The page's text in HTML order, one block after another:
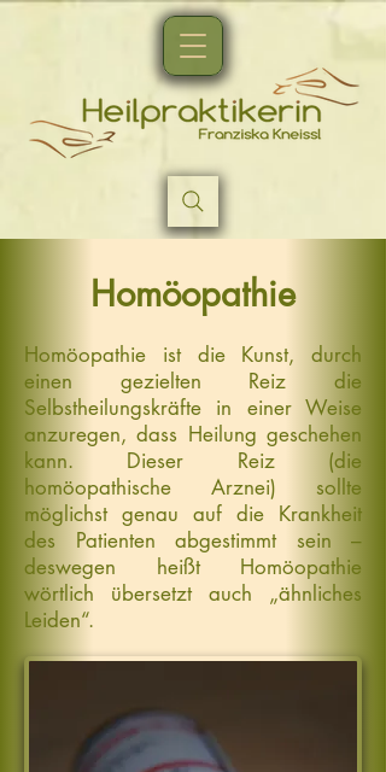
Homöopathie
Homöopathie ist die Kunst, durch
einen gezielten Reiz die
Selbstheilungskräfte in einer Weise
anzuregen, dass Heilung geschehen
kann. Dieser Reiz (die
homöopathische Arznei) sollte
möglichst genau auf die Krankheit
des Patienten abgestimmt sein –
deswegen heißt Homöopathie
wörtlich übersetzt auch „ähnliches
Leiden“.